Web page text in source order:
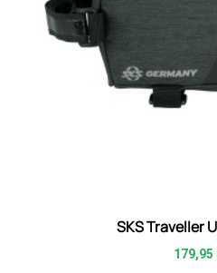
SKS Traveller
179,95